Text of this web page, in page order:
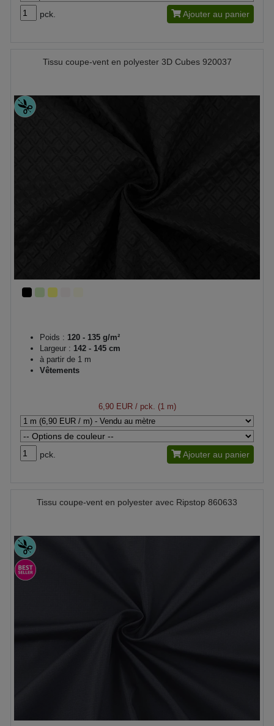
pck. Ajouter au panier
Tissu coupe-vent en polyester 3D Cubes 920037
Poids : 120 - 135 g/m²
Largeur : 142 - 145 cm
à partir de 1 m
Vêtements
6,90 EUR/ pck. (1 m)
pck. Ajouter au panier
Tissu coupe-vent en polyester avec Ripstop 860633